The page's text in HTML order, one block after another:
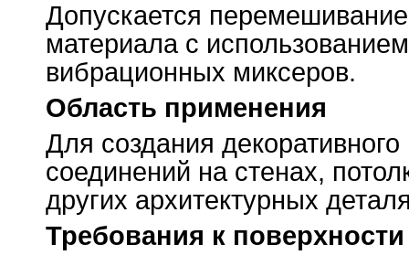
Допускается
материала с
вибрационных миксеров.
Область применения
Для создания
соединений на стенах,
других архитектурных
Требования к поверхности